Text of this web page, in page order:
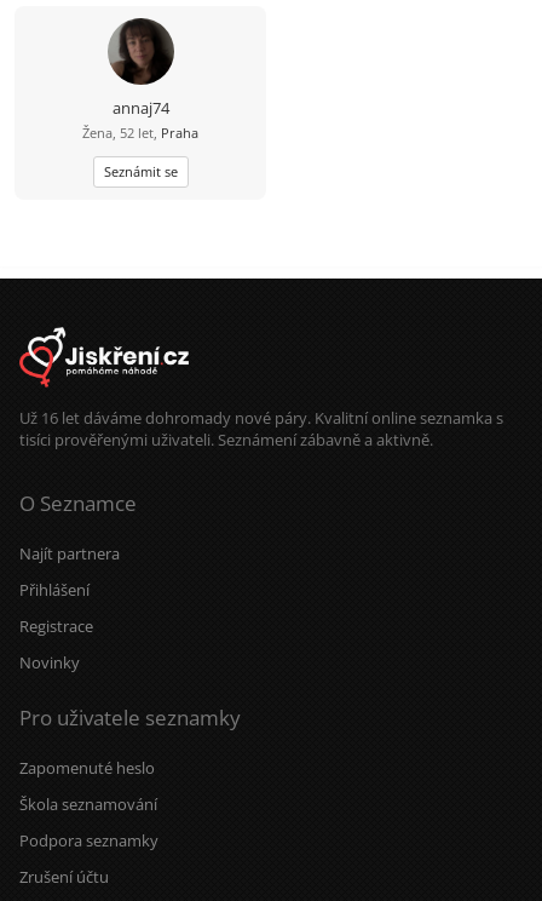
zábavná cesta. Byla bych rada,
kdybys na tom alespon castecne byl
podobne, je přínosem spolu růst :-).
Ale koníčky nemusíme mít stejne, je
fajn se i oddělit, stejný bychom měli
mít takový ten základ lidství…
annaj74
Žena, 52 let, Praha
Seznámit se
Už 16 let dáváme dohromady nové páry. Kvalitní online seznamka s
tisíci prověřenými uživateli. Seznámení zábavně a aktivně.
O Seznamce
Najít partnera
Přihlášení
Registrace
Novinky
Pro uživatele seznamky
Zapomenuté heslo
Škola seznamování
Podpora seznamky
Zrušení účtu